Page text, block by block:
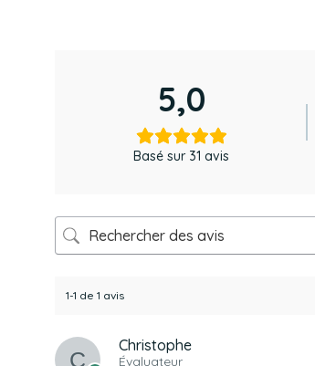
5,0
Basé sur 31 avis
1-1 de 1 avis
Christophe
Évaluateur